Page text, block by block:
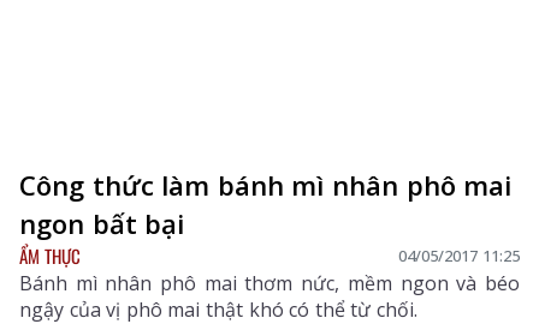
Công thức làm bánh mì nhân phô mai
ngon bất bại
ẨM THỰC 04/05/2017 11:25
Bánh mì nhân phô mai thơm nức, mềm ngon và béo
ngậy của vị phô mai thật khó có thể từ chối.